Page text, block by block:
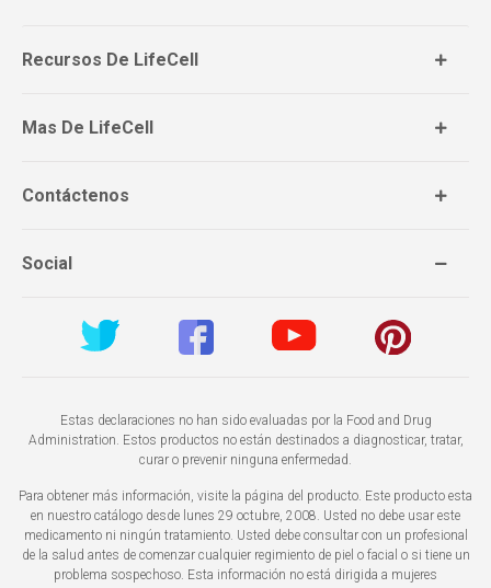
Recursos De LifeCell
Mas De LifeCell
Contáctenos
Social
Estas declaraciones no han sido evaluadas por la Food and Drug
Administration. Estos productos no están destinados a diagnosticar, tratar,
curar o prevenir ninguna enfermedad.
Para obtener más información, visite la página del producto. Este producto esta
en nuestro catálogo desde lunes 29 octubre, 2008. Usted no debe usar este
medicamento ni ningún tratamiento. Usted debe consultar con un profesional
de la salud antes de comenzar cualquier regimiento de piel o facial o si tiene un
problema sospechoso. Esta información no está dirigida a mujeres